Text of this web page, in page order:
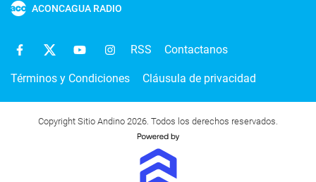
ACONCAGUA RADIO
RSS Contactanos
Términos y Condiciones Cláusula de privacidad
Copyright Sitio Andino 2026. Todos los derechos reservados.